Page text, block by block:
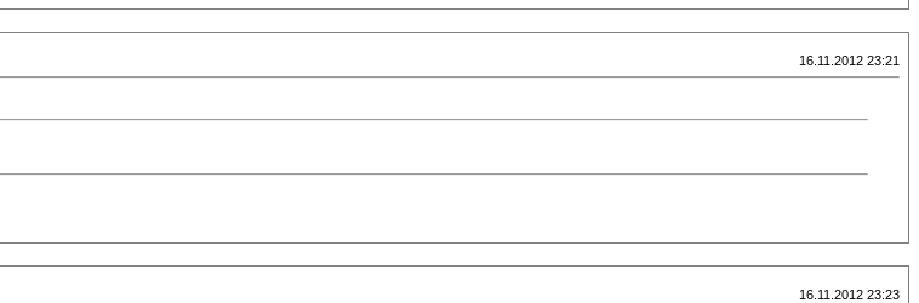
16.11.2012 23:21
16.11.2012 23:23